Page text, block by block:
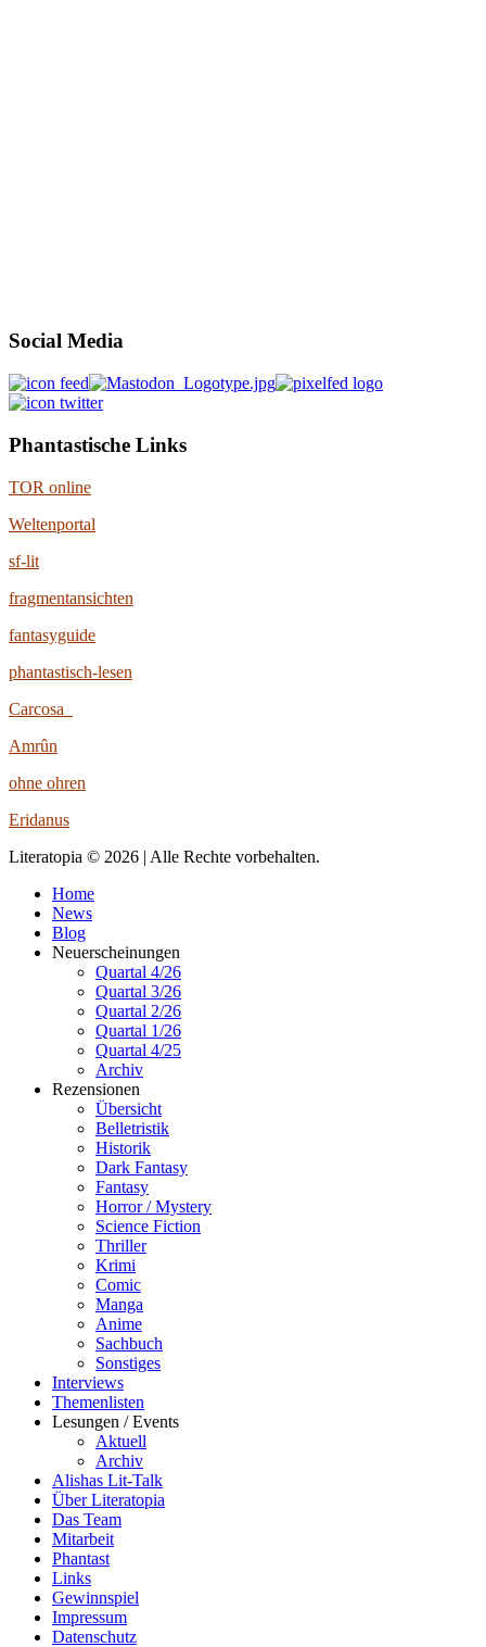
Social Media
Phantastische Links
TOR online
Weltenportal
sf-lit
fragmentansichten
fantasyguide
phantastisch-lesen
Carcosa
Amrûn
ohne ohren
Eridanus
Literatopia © 2026 | Alle Rechte vorbehalten.
Home
News
Blog
Neuerscheinungen
Quartal 4/26
Quartal 3/26
Quartal 2/26
Quartal 1/26
Quartal 4/25
Archiv
Rezensionen
Übersicht
Belletristik
Historik
Dark Fantasy
Fantasy
Horror / Mystery
Science Fiction
Thriller
Krimi
Comic
Manga
Anime
Sachbuch
Sonstiges
Interviews
Themenlisten
Lesungen / Events
Aktuell
Archiv
Alishas Lit-Talk
Über Literatopia
Das Team
Mitarbeit
Phantast
Links
Gewinnspiel
Impressum
Datenschutz